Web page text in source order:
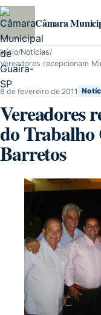
Pular para o conteúdo
Câmara
Início/Notícias/
Vereadores recepcionam
8 de fevereiro de 2011
Vereadores
do
Barretos